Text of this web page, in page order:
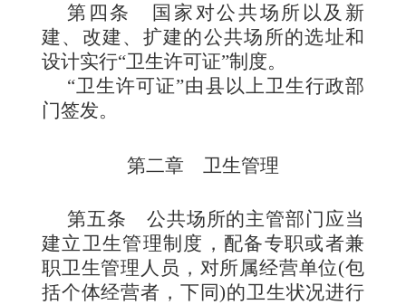
第四条
国家对公共场所以及新
建、改建、扩建的公共场所的选址和
设计实行“卫生许可证”制度。
“卫生许可证”由县以上卫生行政部
门签发。
第二章 卫生管理
第五条 公共场所的主管部门应当
建立卫生管理制度，配备专职或者兼
职卫生管理人员，对所属经营单位(包
括个体经营者，下同)的卫生状况进行